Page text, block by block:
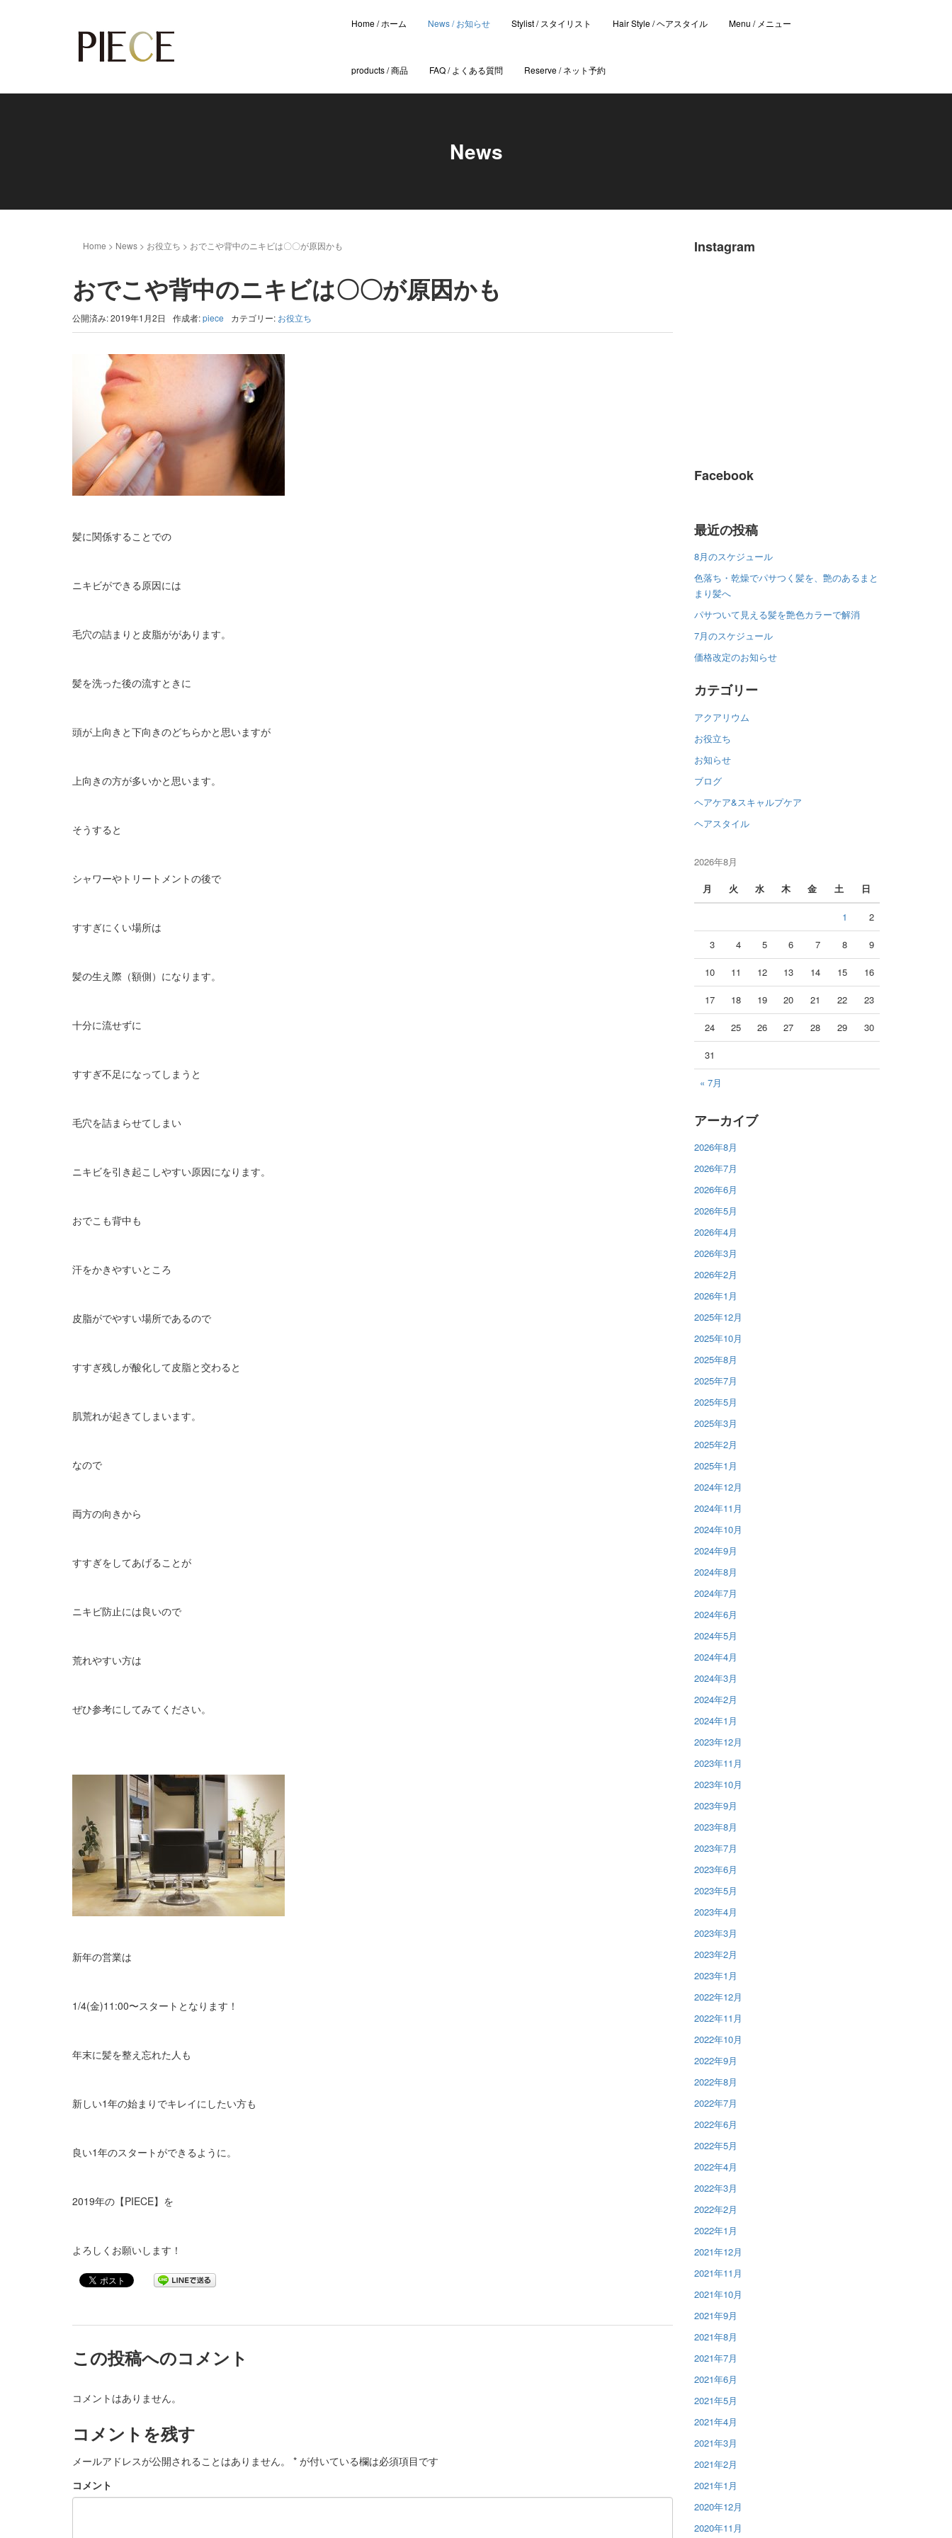
Home / ホーム News / お知らせ Stylist / スタイリスト Hair Style / ヘアスタイル Menu / メニュー
products / 商品 FAQ / よくある質問 Reserve / ネット予約
News
Home > News > お役立ち > おでこや背中のニキビは〇〇が原因かも
おでこや背中のニキビは〇〇が原因かも
公開済み: 2019年1月2日 作成者:piece カテゴリー: お役立ち
髪に関係することでの
ニキビができる原因には
毛穴の詰まりと皮脂ががあります。
髪を洗った後の流すときに
頭が上向きと下向きのどちらかと思いますが
上向きの方が多いかと思います。
そうすると
シャワーやトリートメントの後で
すすぎにくい場所は
髪の生え際（額側）になります。
十分に流せずに
すすぎ不足になってしまうと
毛穴を詰まらせてしまい
ニキビを引き起こしやすい原因になります。
おでこも背中も
汗をかきやすいところ
皮脂がでやすい場所であるので
すすぎ残しが酸化して皮脂と交わると
肌荒れが起きてしまいます。
なので
両方の向きから
すすぎをしてあげることが
ニキビ防止には良いので
荒れやすい方は
ぜひ参考にしてみてください。
新年の営業は
1/4(金)11:00〜スタートとなります！
年末に髪を整え忘れた人も
新しい1年の始まりでキレイにしたい方も
良い1年のスタートができるように。
2019年の【PIECE】を
よろしくお願いします！
この投稿へのコメント
コメントはありません。
コメントを残す
メールアドレスが公開されることはありません。 * が付いている欄は必須項目です
コメント
Instagram
Facebook
最近の投稿
8月のスケジュール
色落ち・乾燥でパサつく髪を、艶のあるまと
まり髪へ
パサついて見える髪を艶色カラーで解消
7月のスケジュール
価格改定のお知らせ
カテゴリー
アクアリウム
お役立ち
お知らせ
ブログ
ヘアケア&スキャルプケア
ヘアスタイル
2026年8月
月
火 水 木 金 土 日
« 7月
1 2
3 4 5 6 7 8 9
10 11 12 13 14 15 16
17 18 19 20 21 22 23
24 25 26 27 28 29 30
31
アーカイブ
2026年8月
2026年7月
2026年6月
2026年5月
2026年4月
2026年3月
2026年2月
2026年1月
2025年12月
2025年10月
2025年8月
2025年7月
2025年5月
2025年3月
2025年2月
2025年1月
2024年12月
2024年11月
2024年10月
2024年9月
2024年8月
2024年7月
2024年6月
2024年5月
2024年4月
2024年3月
2024年2月
2024年1月
2023年12月
2023年11月
2023年10月
2023年9月
2023年8月
2023年7月
2023年6月
2023年5月
2023年4月
2023年3月
2023年2月
2023年1月
2022年12月
2022年11月
2022年10月
2022年9月
2022年8月
2022年7月
2022年6月
2022年5月
2022年4月
2022年3月
2022年2月
2022年1月
2021年12月
2021年11月
2021年10月
2021年9月
2021年8月
2021年7月
2021年6月
2021年5月
2021年4月
2021年3月
2021年2月
2021年1月
2020年12月
2020年11月